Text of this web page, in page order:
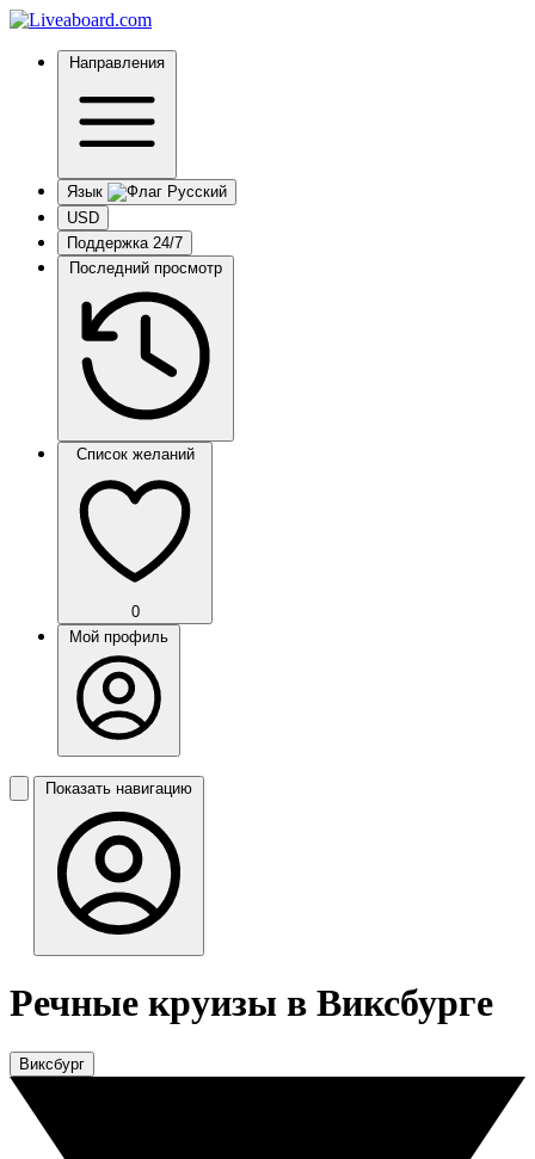
Направления
Язык
USD
Поддержка 24/7
Последний просмотр
Список желаний
0
Мой профиль
Показать навигацию
Речные круизы в Виксбурге
Виксбург